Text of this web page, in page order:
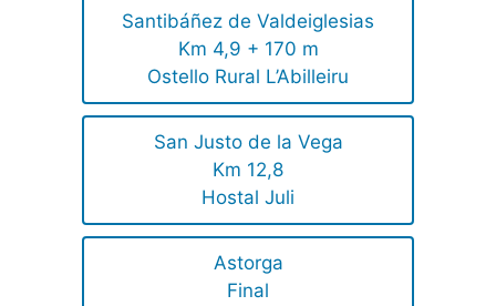
Santibáñez de Valdeiglesias
Km 4,9 + 170 m
Ostello Rural L’Abilleiru
San Justo de la Vega
Km 12,8
Hostal Juli
Astorga
Final